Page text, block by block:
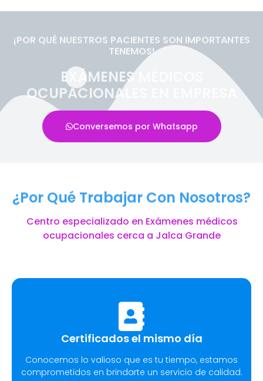
¡POR QUÉ NUESTROS PACIENTES SON IMPORTANTES
TENEMOS!
EXÁMENES MÉDICOS
OCUPACIONALES EN EMPRESA
Conversemos por Whatsapp
¿Por Qué Trabajar Con Nosotros?
Centro especializado en Exámenes médicos
ocupacionales cerca a Jalca Grande
Certificados el mismo día
Conocemos lo valioso que es tu tiempo, estamos
comprometidos en brindarte un servicio de calidad.